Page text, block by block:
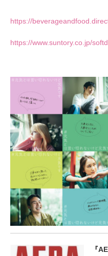
https://
https://www.suntory.co.jp/
『